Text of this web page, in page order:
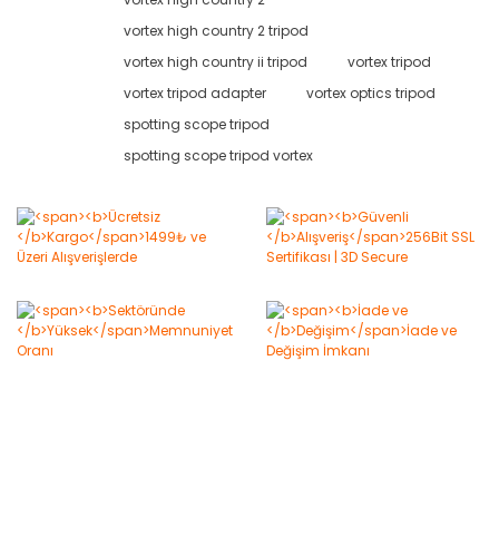
Yorum Yaz
vortex high country 2 tripod
vortex high country ii tripod
vortex tripod
vortex tripod adapter
vortex optics tripod
spotting scope tripod
spotting scope tripod vortex